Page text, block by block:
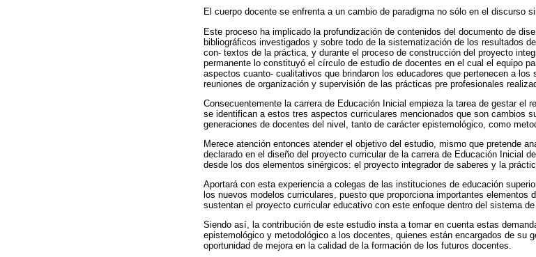
El cuerpo docente se enfrenta a un cambio de paradigma no sólo en el discurso
Este proceso ha implicado la profundización de contenidos del documento de
bibliográficos investigados y sobre todo de la sistematización de los resultados
con- textos de la práctica, y durante el proceso de construcción del proyecto
permanente lo constituyó el círculo de estudio de docentes en el cual el equipo
aspectos cuanto- cualitativos que brindaron los educadores que pertenecen a
reuniones de organización y supervisión de las prácticas pre profesionales
Consecuentemente la carrera de Educación Inicial empieza la tarea de gestar el
se identifican a estos tres aspectos curriculares mencionados que son cambios
generaciones de docentes del nivel, tanto de carácter epistemológico, como
Merece atención entonces atender el objetivo del estudio, mismo que pretende
declarado en el diseño del proyecto curricular de la carrera de Educación Inicial
desde los dos elementos sinérgicos: el proyecto integrador de saberes y la
Aportará con esta experiencia a colegas de las instituciones de educación
los nuevos modelos curriculares, puesto que proporciona importantes
sustentan el proyecto curricular educativo con este enfoque dentro del sistema
Siendo así, la contribución de este estudio insta a tomar en cuenta estas
epistemológico y metodológico a los docentes, quienes están encargados de su
oportunidad de mejora en la calidad de la formación de los futuros docentes.